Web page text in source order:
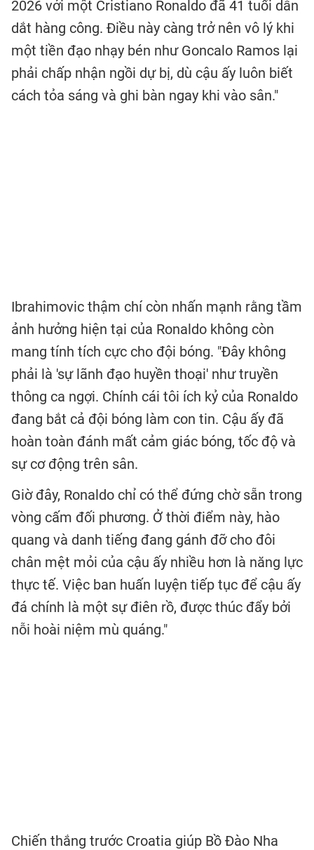
2026 với một Cristiano Ronaldo đã 41 tuổi dẫn
dắt hàng công. Điều này càng trở nên vô lý khi
một tiền đạo nhạy bén như Goncalo Ramos lại
phải chấp nhận ngồi dự bị, dù cậu ấy luôn biết
cách tỏa sáng và ghi bàn ngay khi vào sân."
Ibrahimovic thậm chí còn nhấn mạnh rằng tầm
ảnh hưởng hiện tại của Ronaldo không còn
mang tính tích cực cho đội bóng. "Đây không
phải là 'sự lãnh đạo huyền thoại' như truyền
thông ca ngợi. Chính cái tôi ích kỷ của Ronaldo
đang bắt cả đội bóng làm con tin. Cậu ấy đã
hoàn toàn đánh mất cảm giác bóng, tốc độ và
sự cơ động trên sân.
Giờ đây, Ronaldo chỉ có thể đứng chờ sẵn trong
vòng cấm đối phương. Ở thời điểm này, hào
quang và danh tiếng đang gánh đỡ cho đôi
chân mệt mỏi của cậu ấy nhiều hơn là năng lực
thực tế. Việc ban huấn luyện tiếp tục để cậu ấy
đá chính là một sự điên rồ, được thúc đẩy bởi
nỗi hoài niệm mù quáng."
Chiến thắng trước Croatia giúp Bồ Đào Nha